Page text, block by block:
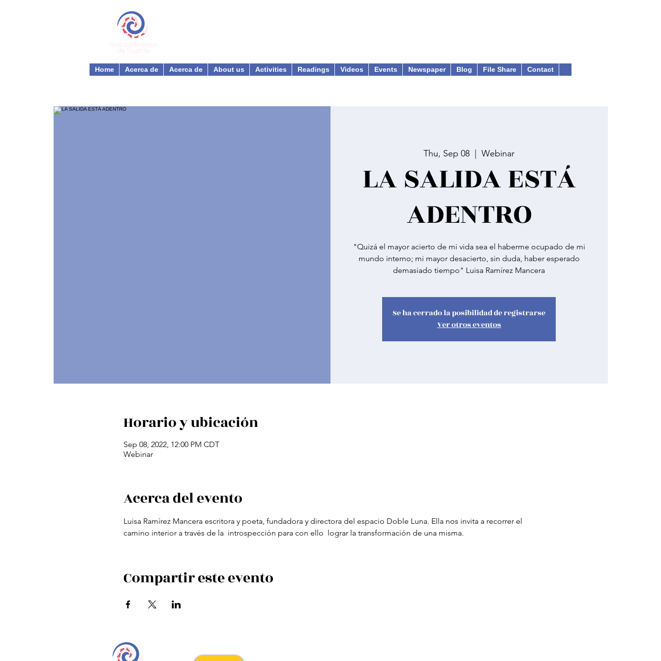
Home Acerca de Acerca de About us Activities Readings Videos Events Newspaper Blog File Share Contact
Thu, Sep 08
  |
Webinar
LA SALIDA ESTÁ
ADENTRO
"Quizá el mayor acierto de mi vida sea el haberme ocupado de mi
mundo interno; mi mayor desacierto, sin duda, haber esperado
demasiado tiempo" Luisa Ramírez Mancera
Se ha cerrado la posibilidad de registrarse
Ver otros eventos
Horario y ubicación
Sep 08, 2022, 12:00 PM CDT
Webinar
Acerca del evento
Luisa Ramírez Mancera escritora y poeta, fundadora y directora del espacio Doble Luna. Ella nos invita a recorrer el
camino interior a través de la  introspección para con ello  lograr la transformación de una misma.
Compartir este evento